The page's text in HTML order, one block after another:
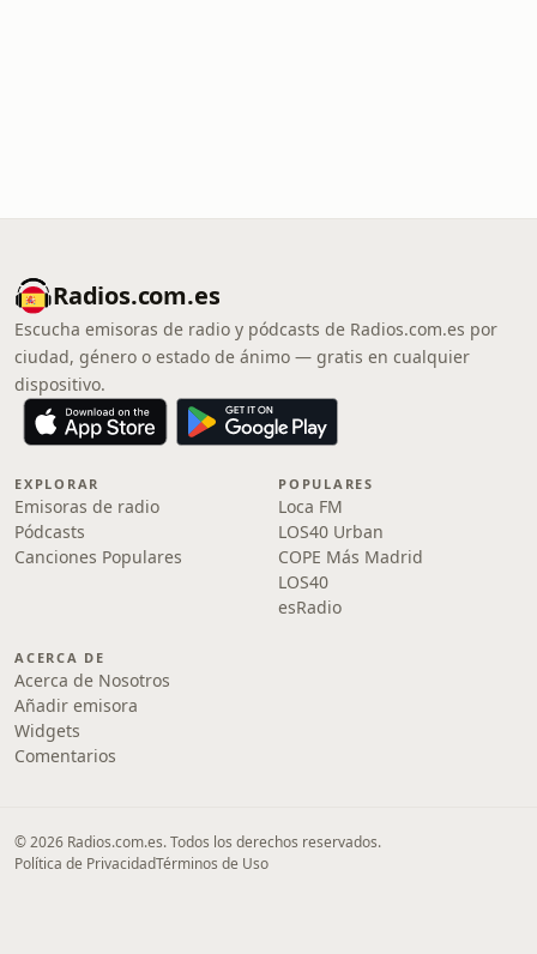
Radios.com.es
Escucha emisoras de radio y pódcasts de Radios.com.es por
ciudad, género o estado de ánimo — gratis en cualquier
dispositivo.
EXPLORAR
Emisoras de radio
Pódcasts
Canciones Populares
POPULARES
Loca FM
LOS40 Urban
COPE Más Madrid
LOS40
esRadio
ACERCA DE
Acerca de Nosotros
Añadir emisora
Widgets
Comentarios
© 2026 Radios.com.es. Todos los derechos reservados.
Política de PrivacidadTérminos de Uso